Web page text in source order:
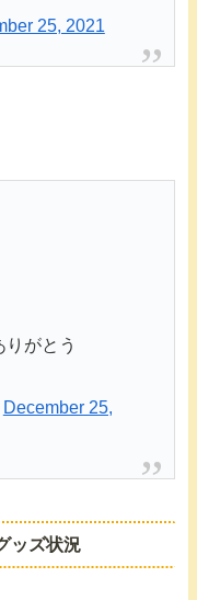
25, 2021
がとう
December 25,
ッズ状況